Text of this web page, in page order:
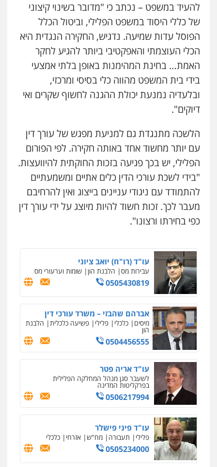
להעיד במשפט – נכתב כי "מדובר בשינוי קיצוני
של כללי היסוד במשפט הפלילי, וביטול הכלל
הפוסל עדות שמיעה. נדגיש, החקירה הנגדית היא
הכלי העוצמתי והאפקטיבי ביותר להגיע לחקר
האמת… בחינת המהימנות באופן בלתי אמצעי
בידי בית המשפט מהווה כלי בסיסי ומרכזי,
ובלעדיה נמנעת יכולת ההגנה לחשוף שקרים ואי
דיוקים".
הלשכה מתנגדת גם למניעת מפגש של עורך דין
עם יותר מחשוד אחד באותה חקירה. לפי הפורום
הפלילי, יש בכך פגיעה בזכות החוקתית להיוועצות.
"בידי לשכת עורכי הדין כלים אתיים ומשמעתיים
להתמודד עם ניגודי עניינים בייצוג ואין להרחיבם
מעבר לכך. זכות חשוד להיות מיוצג על ידי עורך דין
כפי בחירתו ורצונו".
עו"ד (רו"ח) יואב ציוני
עבירות מס הלבנת הון שומות וערעורי מס
0505430819
אברהם שהבזי – משרד עורכי דין
מיסים כלכלי פלילי פשיעה כלכלית הלבנת
הון
0504456555
עו"ד אריה פטר
לשעבר סגן מנהל המחלקה הפלילית
בפרקליטות המדינה
0506217994
עו"ד פיני פישלר
פלילי תעבורה מח"ש אזרחי כלכלי
0505234000